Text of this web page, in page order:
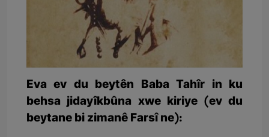
Eva ev du beytên Baba Tahîr in ku
behsa jidayîkbûna xwe kiriye (ev du
beytane bi zimanê Farsî ne):